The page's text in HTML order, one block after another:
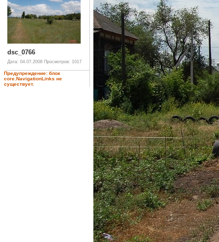
dsc_0766
Дата: 04.07.2008 Просмотров: 1017
Предупреждение: блок
core.NavigationLinks не
существует.